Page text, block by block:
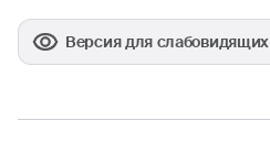
Версия для слабовидящих